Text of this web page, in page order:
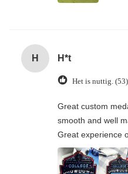
reliable and
H H*t
Het is nuttig. (53)
Great custom
smooth and well
Great experience